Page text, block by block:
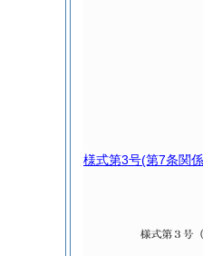
様式第3号(第7条関